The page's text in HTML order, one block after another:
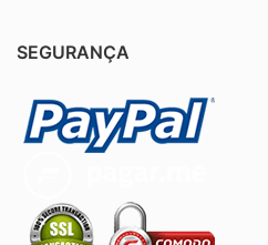
SEGURANÇA